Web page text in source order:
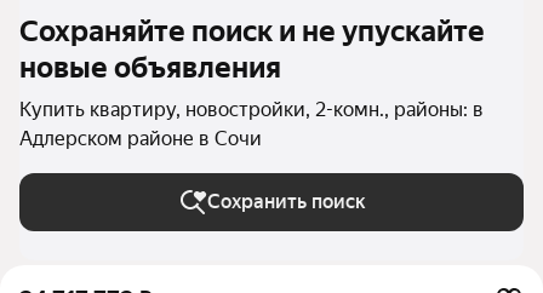
Сохраняйте поиск и не упускайте
новые объявления
Купить квартиру, новостройки, 2-комн., районы: в
Адлерском районе в Сочи
Сохранить поиск